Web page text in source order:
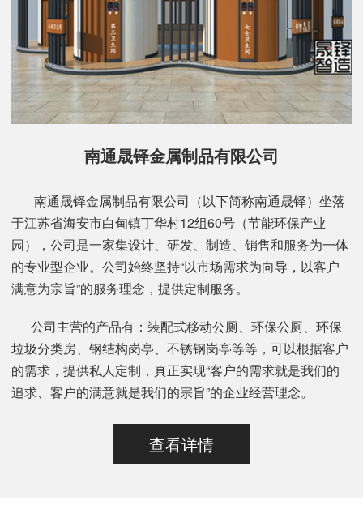
南通晟铎金属制品有限公司
南通晟铎金属制品有限公司（以下简称南通晟铎）坐落
于江苏省海安市白甸镇丁华村12组60号（节能环保产业
园），公司是一家集设计、研发、制造、销售和服务为一体
的专业型企业。公司始终坚持“以市场需求为向导，以客户
满意为宗旨”的服务理念，提供定制服务。
公司主营的产品有：装配式移动公厕、环保公厕、环保
垃圾分类房、钢结构岗亭、不锈钢岗亭等等，可以根据客户
的需求，提供私人定制，真正实现“客户的需求就是我们的
追求、客户的满意就是我们的宗旨”的企业经营理念。
查看详情